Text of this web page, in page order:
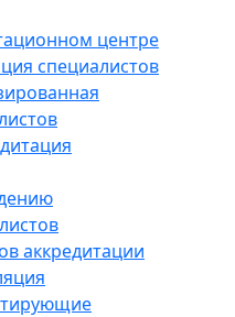
центре
специалистов
аккредитации